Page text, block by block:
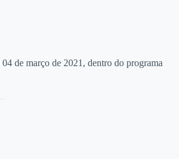
de março de 2021, dentro do programa